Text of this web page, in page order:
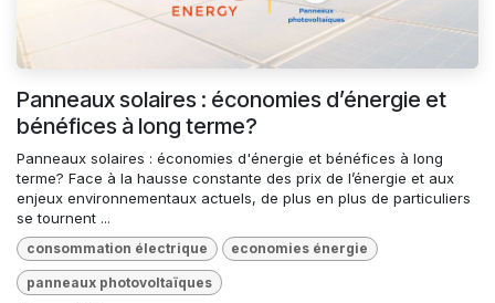
Panneaux solaires : économies d’énergie et
bénéfices à long terme?
Panneaux solaires : économies d'énergie et bénéfices à long
terme? Face à la hausse constante des prix de l’énergie et aux
enjeux environnementaux actuels, de plus en plus de particuliers
se tournent ...
consommation électrique economies énergie
panneaux photovoltaïques